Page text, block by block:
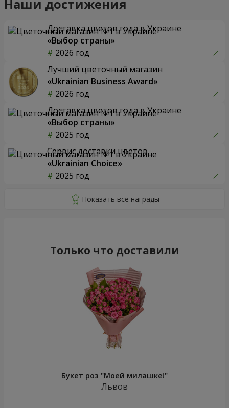
Наши достижения
Доставка цветов года в Украине
«Выбор страны»
2026 год
Лучший цветочный магазин
«Ukrainian Business Award»
2026 год
Доставка цветов года в Украине
«Выбор страны»
2025 год
Сервис доставки цветов
«Ukrainian Choice»
2025 год
Только что доставили
Букет роз "Моей милашке!"
Львов